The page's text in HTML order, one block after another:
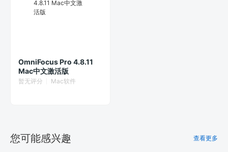
OmniFocus Pro 4.8.11
Mac中文激活版
暂无评分 Mac软件
您可能感兴趣 查看更多